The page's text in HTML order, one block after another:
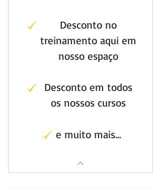
Desconto no
treinamento aqui em
nosso espaço
Desconto em todos
os nossos cursos
e muito mais...